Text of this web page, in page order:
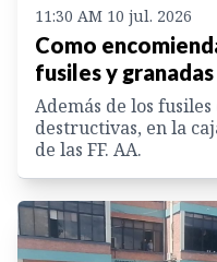
11:30 AM 10 jul. 2026
Como
fusiles y
Además de los
destructivas, en la
de las FF. AA.